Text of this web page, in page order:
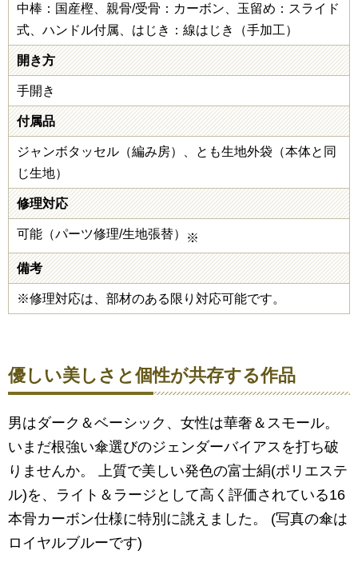
中棒：国産樫、親骨/受骨：カーボン、玉留め：スライド
式、ハンドル付属、はじき：線はじき（手加工）
開き方
手開き
付属品
ジャンボタッセル（編み房）、とも生地外袋（本体と同
じ生地）
修理対応
可能（パーツ修理/生地張替） ※
備考
※修理対応は、部材のある限り対応可能です。
優しい美しさと個性が共存する作品
男はダーク＆ベーシック、女性は華奢＆スモール。
いまだ根強い傘選びのジェンダーバイアスを打ち破
りませんか。 上質で美しい発色の富士絹(ポリエステ
ル)を、ライト＆ラージとして高く評価されている16
本骨カーボン仕様に特別に誂えました。 (写真の傘は
ロイヤルブルーです)